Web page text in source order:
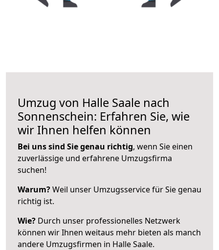
Umzug von Halle Saale nach
Sonnenschein: Erfahren Sie, wie
wir Ihnen helfen können
Bei uns sind Sie genau richtig, wenn Sie einen
zuverlässige und erfahrene Umzugsfirma
suchen!
Warum?Weil unser Umzugsservice für Sie genau
richtig ist.
Wie? Durch unser professionelles Netzwerk
können wir Ihnen weitaus mehr bieten als manch
andere Umzugsfirmen in Halle Saale.